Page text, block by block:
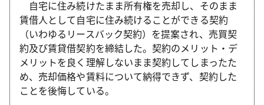
自宅に住み続けたまま所有権を売却し、そのまま
賃借人として自宅に住み続けることができる契約
（いわゆるリースバック契約）を提案され、売買契
約及び賃貸借契約を締結した。契約のメリット・デ
メリットを良く理解しないまま契約してしまったた
め、売却価格や賃料について納得できず、契約した
ことを後悔している。